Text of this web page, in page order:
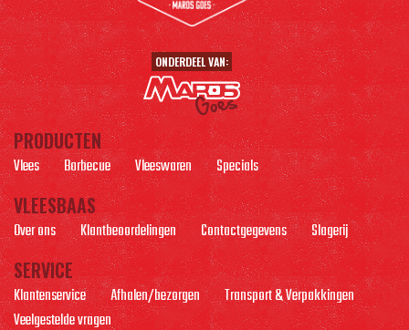
ONDERDEEL VAN:
PRODUCTEN
Vlees Barbecue Vleeswaren Specials
VLEESBAAS
Over ons Klantbeoordelingen Contactgegevens Slagerij
SERVICE
Klantenservice Afhalen/bezorgen
Transport & Verpakkingen
Veelgestelde vragen